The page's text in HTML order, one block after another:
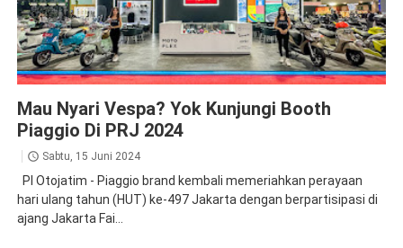
Mau Nyari Vespa? Yok Kunjungi Booth
Piaggio Di PRJ 2024
Sabtu, 15 Juni 2024
PI Otojatim - Piaggio brand kembali memeriahkan perayaan
hari ulang tahun (HUT) ke-497 Jakarta dengan berpartisipasi di
ajang Jakarta Fai...